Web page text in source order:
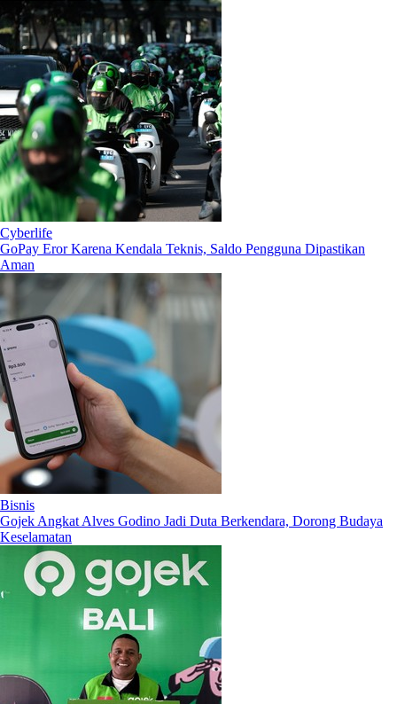
Cyberlife
GoPay Eror Karena Kendala Teknis, Saldo Pengguna Dipastikan
Aman
Bisnis
Gojek Angkat Alves Godino Jadi Duta Berkendara, Dorong Budaya
Keselamatan